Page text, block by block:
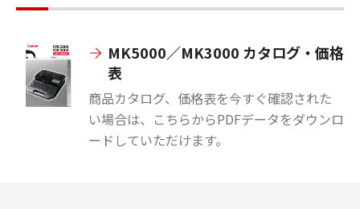
MK5000／MK3000 カタログ・価格
表
商品カタログ、価格表を今すぐ確認された
い場合は、こちらからPDFデータをダウンロ
ードしていただけます。